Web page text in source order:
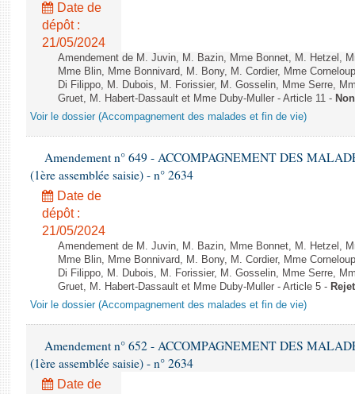
Date de
dépôt :
21/05/2024
Amendement de M. Juvin, M. Bazin, Mme Bonnet, M. Hetzel,
Mme Blin, Mme Bonnivard, M. Bony, M. Cordier, Mme
Di Filippo, M. Dubois, M. Forissier, M. Gosselin, Mme Serre,
Gruet, M. Habert-Dassault et Mme Duby-Muller - Article 11 -
Voir le dossier (Accompagnement des malades et fin de vie)
Amendement n° 649 - ACCOMPAGNEMENT DES
(1ère assemblée saisie) - n° 2634
Date de
dépôt :
21/05/2024
Amendement de M. Juvin, M. Bazin, Mme Bonnet, M. Hetzel,
Mme Blin, Mme Bonnivard, M. Bony, M. Cordier, Mme
Di Filippo, M. Dubois, M. Forissier, M. Gosselin, Mme Serre,
Gruet, M. Habert-Dassault et Mme Duby-Muller - Article 5 -
Voir le dossier (Accompagnement des malades et fin de vie)
Amendement n° 652 - ACCOMPAGNEMENT DES
(1ère assemblée saisie) - n° 2634
Date de